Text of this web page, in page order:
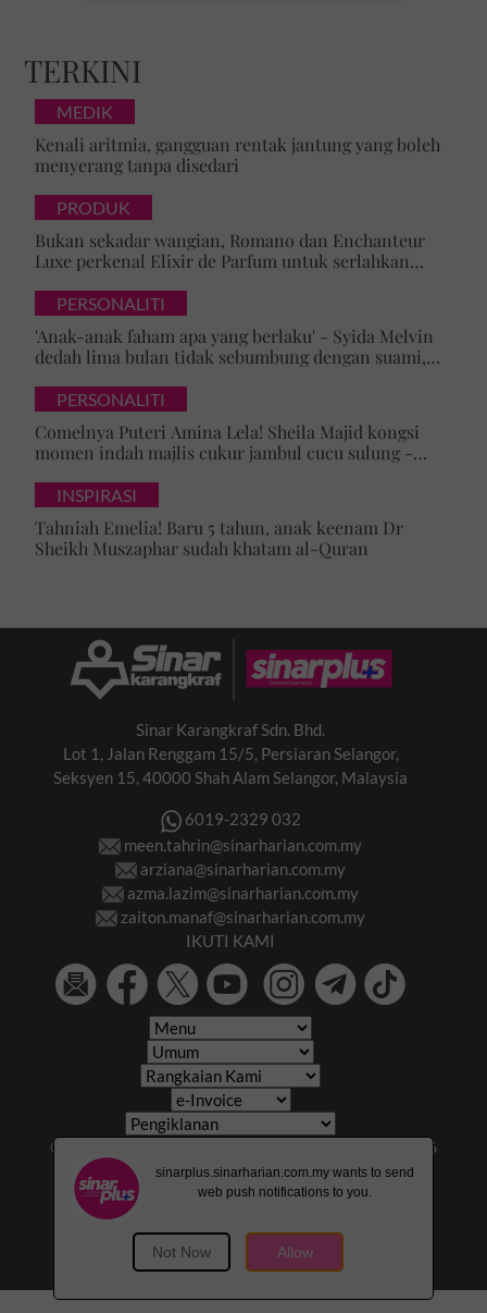
TERKINI
MEDIK
Kenali aritmia, gangguan rentak jantung yang boleh
menyerang tanpa disedari
PRODUK
Bukan sekadar wangian, Romano dan Enchanteur
Luxe perkenal Elixir de Parfum untuk serlahkan
PERSONALITI
'Anak-anak faham apa yang berlaku' - Syida Melvin
dedah lima bulan tidak sebumbung dengan suami,
PERSONALITI
Comelnya Puteri Amina Lela! Sheila Majid kongsi
momen indah majlis cukur jambul cucu sulung -
INSPIRASI
Tahniah Emelia! Baru 5 tahun, anak keenam Dr
Sheikh Muszaphar sudah khatam al-Quran
Sinar Karangkraf Sdn. Bhd.
Lot 1, Jalan Renggam 15/5, Persiaran Selangor,
Seksyen 15, 40000 Shah Alam Selangor, Malaysia
6019-2329 032
meen.tahrin@sinarharian.com.my
arziana@sinarharian.com.my
azma.lazim@sinarharian.com.my
zaiton.manaf@sinarharian.com.my
IKUTI KAMI
© 2026 All Rights Reserved • Karangkraf Group • © 2026
Hakcipta Terpelihara • Kumpulan Karangkraf